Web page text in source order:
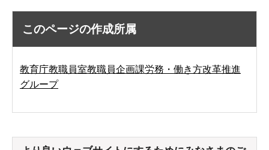
このページの作成所属
教育庁教職員室教職員企画課労務・働き方改革推進
グループ